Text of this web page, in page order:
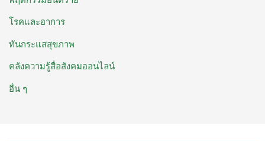
โรคและอาการ
ทันกระแสสุขภาพ
คลังความรู้สื่อสังคมออนไลน์
อื่น ๆ